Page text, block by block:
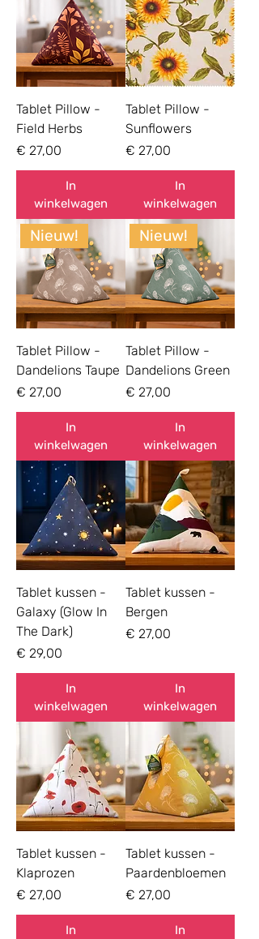
Tablet Pillow -
Field Herbs
Prijs
€ 27,00
In
winkelwagen
Tablet Pillow -
Sunflowers
Prijs
€ 27,00
In
winkelwagen
Nieuw!
Tablet Pillow -
Dandelions Taupe
Prijs
€ 27,00
In
winkelwagen
Nieuw!
Tablet Pillow -
Dandelions Green
Prijs
€ 27,00
In
winkelwagen
Tablet kussen -
Galaxy (Glow In
The Dark)
Prijs
€ 29,00
In
winkelwagen
Tablet kussen -
Bergen
Prijs
€ 27,00
In
winkelwagen
Tablet kussen -
Klaprozen
Prijs
€ 27,00
In
Tablet kussen -
Paardenbloemen
Prijs
€ 27,00
In